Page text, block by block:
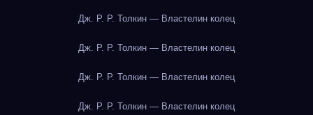
Дж. Р. Р. Толкин — Властелин колец
Дж. Р. Р. Толкин — Властелин колец
Дж. Р. Р. Толкин — Властелин колец
Дж. Р. Р. Толкин — Властелин колец